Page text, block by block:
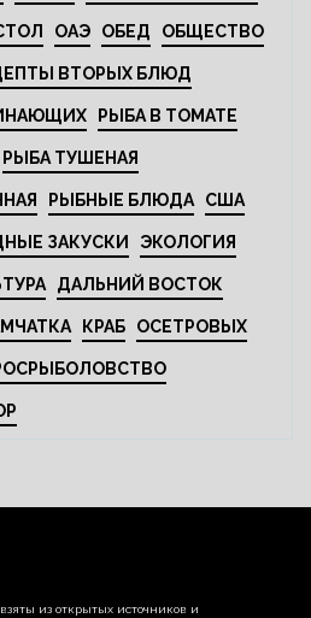
ОАЭ ОБЕД ОБЩЕСТВО
ВТОРЫХ БЛЮД
РЫБА В ТОМАТЕ
РЫБА ТУШЕНАЯ
РЫБНЫЕ БЛЮДА США
ЗАКУСКИ ЭКОЛОГИЯ
ДАЛЬНИЙ ВОСТОК
КРАБ ОСЕТРОВЫХ
из открытых источников и